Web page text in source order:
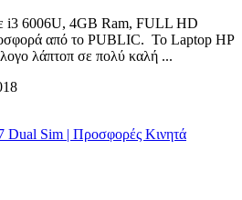
i3 6006U, 4GB Ram, FULL HD
από το PUBLIC. Το Laptop HP
λάπτοπ σε πολύ καλή ...